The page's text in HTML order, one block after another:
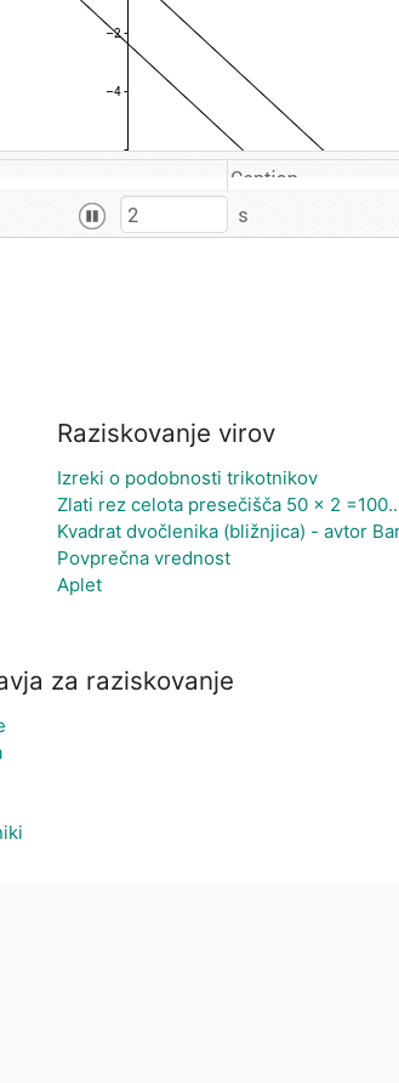
Raziskovanje virov
Izreki o podobnosti trikotnikov
Zlati rez celota presečišča 50 x 2
Kvadrat dvočlenika (bližnjica) - avtor
Povprečna vrednost
Aplet
za raziskovanje